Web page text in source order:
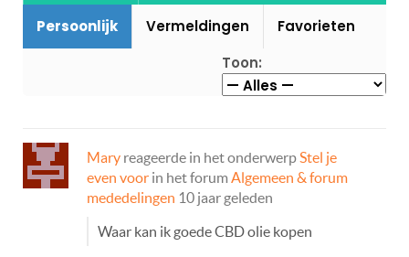
Persoonlijk Vermeldingen
Favorieten
Toon:
Mary reageerde in het onderwerp Stel je
even voor in het forum Algemeen & forum
mededelingen 10 jaar geleden
Waar kan ik goede CBD olie kopen